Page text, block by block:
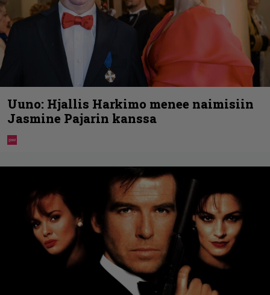
Uuno: Hjallis Harkimo menee naimisiin
Jasmine Pajarin kanssa